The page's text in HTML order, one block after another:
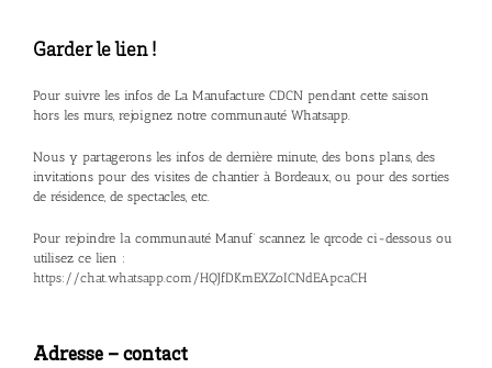
Garder le lien !
Pour suivre les infos de La Manufacture CDCN pendant cette saison
hors les murs, rejoignez notre communauté Whatsapp.
Nous y partagerons les infos de dernière minute, des bons plans, des
invitations pour des visites de chantier à Bordeaux, ou pour des sorties
de résidence, de spectacles, etc.
Pour rejoindre la communauté Manuf’ scannez le qrcode ci-dessous ou
utilisez ce lien :
https://chat.whatsapp.com/HQJfDKmEXZoICNdEApcaCH
Adresse – contact